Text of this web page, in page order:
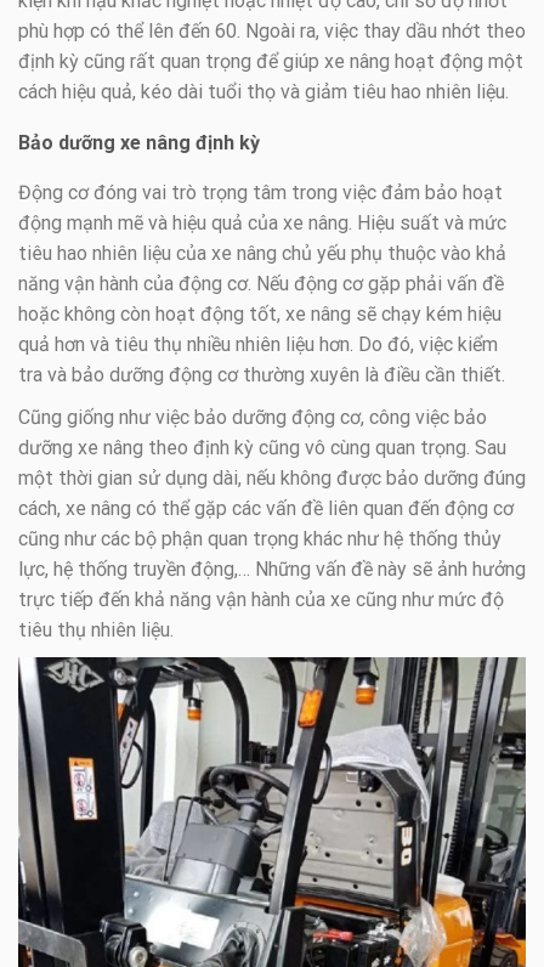
phù hợp có thể lên đến 60. Ngoài ra, việc thay dầu nhớt theo
định kỳ cũng rất quan trọng để giúp xe nâng hoạt động một
cách hiệu quả, kéo dài tuổi thọ và giảm tiêu hao nhiên liệu.
Bảo dưỡng xe nâng định kỳ
Động cơ đóng vai trò trọng tâm trong việc đảm bảo hoạt
động mạnh mẽ và hiệu quả của xe nâng. Hiệu suất và mức
tiêu hao nhiên liệu của xe nâng chủ yếu phụ thuộc vào khả
năng vận hành của động cơ. Nếu động cơ gặp phải vấn đề
hoặc không còn hoạt động tốt, xe nâng sẽ chạy kém hiệu
quả hơn và tiêu thụ nhiều nhiên liệu hơn. Do đó, việc kiểm
tra và bảo dưỡng động cơ thường xuyên là điều cần thiết.
Cũng giống như việc bảo dưỡng động cơ, công việc bảo
dưỡng xe nâng theo định kỳ cũng vô cùng quan trọng. Sau
một thời gian sử dụng dài, nếu không được bảo dưỡng đúng
cách, xe nâng có thể gặp các vấn đề liên quan đến động cơ
cũng như các bộ phận quan trọng khác như hệ thống thủy
lực, hệ thống truyền động,… Những vấn đề này sẽ ảnh hưởng
trực tiếp đến khả năng vận hành của xe cũng như mức độ
tiêu thụ nhiên liệu.